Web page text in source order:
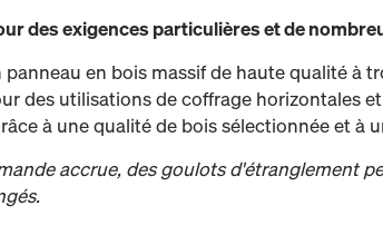
des exigences particulières et de
panneau en bois massif de haute qualité à
des utilisations de coffrage horizontales
à une qualité de bois sélectionnée et à
accrue, des goulots d'étranglement